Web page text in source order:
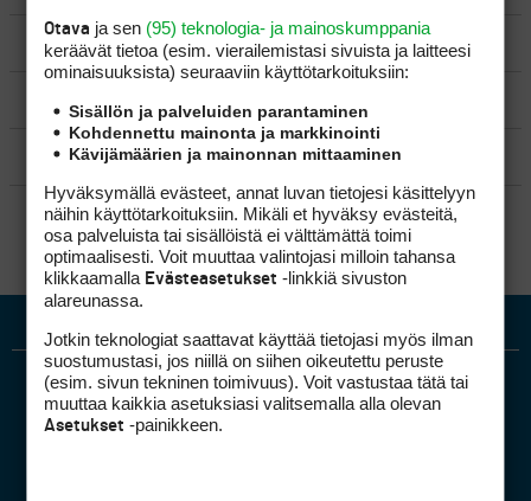
VÄLINEET
MATKAILU
KILPAGOLF & HARJOITTELU
SÄÄNNÖT
Otava ja sen (95) teknologia- ja mainoskumppania
keräävät tietoa (esim. vierailemis­tasi sivuista ja laitteesi
ominaisuuk­sista) seuraaviin käyttötarkoituksiin:
Sisällön ja palveluiden parantaminen
Kohdennettu mainonta ja markkinointi
Kävijämäärien ja mainonnan mittaaminen
Hyväksymällä evästeet, annat luvan tietojesi käsittelyyn
näihin käyttötarkoituksiin. Mikäli et hyväksy evästeitä,
osa palveluista tai sisällöistä ei välttämättä toimi
optimaalisesti. Voit muuttaa valintojasi milloin tahansa
klikkaamalla Evästeasetukset -linkkiä sivuston
alareunassa.
Jotkin teknologiat saattavat käyttää tietojasi myös ilman
suostumustasi, jos niillä on siihen oikeutettu peruste
(esim. sivun tekninen toimivuus). Voit vastustaa tätä tai
muuttaa kaikkia asetuksiasi valitsemalla alla olevan
Asetukset -painikkeen.